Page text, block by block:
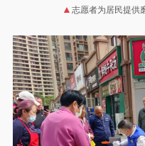
志愿者为居民提供